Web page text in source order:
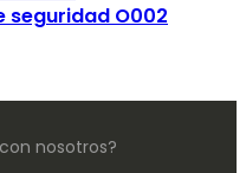
seguridad O002
nosotros?